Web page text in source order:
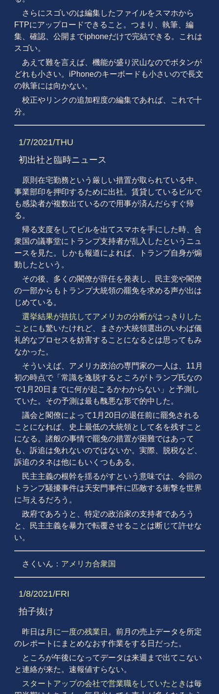
さらにスゴいのは編集したファイルをスマホから
FTPにアップロードできること。つまり、執筆、編
集、確認、公開までiphoneだけで完結できる。これは
スゴい。
あえて難を言えば、機能が盛り沢山なのでボタンが
どれも小さい。iPhoneのキーボードも小さいので長文
の執筆には向かない。
校正やリンクの追加程度の編集であれば、これで十
分。
1/7/2021/THU
初出社と臨時ニュース
原則在宅勤務という厳しい措置が取られている中、
事業部印を押印するために出社。賃貸しているビルで
も感染者が複数出ているので用事が済んだらすぐ帰
る。
帰る支度をしてビルを出てスマホを手にした時、合
衆国の議事堂にトランプ支持者が乱入したというニュ
ースを見た。しかも報道によれば、トランプ自身が煽
動したという。
その後、多くの閣僚が辞任を発表し、民主党や閣僚
の一部からもトランプ大統領の罷免を求める声が出は
じめている。
選挙結果が拮抗してアメリカの分断がはっきりした
こと にも驚いたけれど、まさか大統領選出のいわば儀
礼的なプロセスを妨害することになるとは思ってもみ
なかった。
そういえば、アメリカ政治の専門家の一人は、11月
初の時点で「常識を逸脱するところがトランプ氏なの
で1月20日までに何が起こるかわからない」と予測し
ていた。その予測は最も醜悪な形で的中した。
議会と閣僚によって1月20日の退任前に罷免される
ことになれば、史上最低の大統領として名を残すこと
になる。諸般の事情で罷免の措置が困難ではあって
も、訴追は免れないのではないか。実際、脱税など、
訴追のタネは他にもいくつもある。
民主主義の根幹を揺るがすという意味では、今回の
トランプ騒擾事件は天安門事件に匹敵する衝撃を世界
に与えるだろう。
政府であろうと、特定の政治家の支持者であろう
と、民主主義を暴力で転覆させることは断じて許せな
い。
さくいん： アメリカ合衆国
1/8/2021/FRI
拍子抜け
昨日は 月に一度の残業日 。前月の売上データを所定
のレポートにまとめなおす作業をする日だった。
ところが午後になってデータは来週まで出てこない
と連絡が来た。速報値すらない。
スタートアップの会社で営業職をしていたとき は毎